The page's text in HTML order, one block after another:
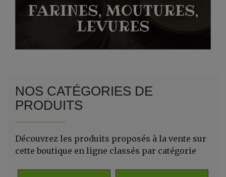
FARINES, MOUTURES,
LEVURES
NOS CATÉGORIES DE
PRODUITS
Découvrez les produits proposés à la vente sur
cette boutique en ligne classés par catégorie